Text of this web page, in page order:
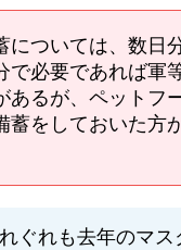
については、数日
で必要であれば軍
あるが、ペットフ
蓄をしておいた方
ぐれも去年のマス